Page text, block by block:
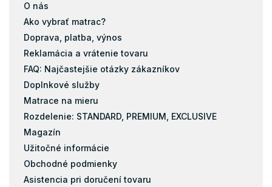
O nás
Ako vybrať matrac?
Doprava, platba, výnos
Reklamácia a vrátenie tovaru
FAQ: Najčastejšie otázky zákazníkov
Doplnkové služby
Matrace na mieru
Rozdelenie: STANDARD, PREMIUM, EXCLUSIVE
Magazín
Užitočné informácie
Obchodné podmienky
Asistencia pri doručení tovaru